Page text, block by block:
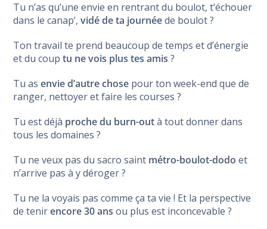
Tu n’as qu’une envie en rentrant du boulot, t’échouer
dans le canap’,vidé de ta journéede boulot ?
Ton travail te prend beaucoup de temps et d’énergie
et du couptu ne vois plus tes amis?
Tu asenvie d’autre chose pour ton week-end que de
ranger, nettoyer et faire les courses ?
Tu est déjà proche du burn-outà tout donner dans
tous les domaines ?
Tu ne veux pas du sacro saint métro-boulot-dodo et
n’arrive pas à y déroger ?
Tu ne la voyais pas comme ça ta vie ! Et la perspective
de tenirencore 30 ans ou plus est inconcevable ?